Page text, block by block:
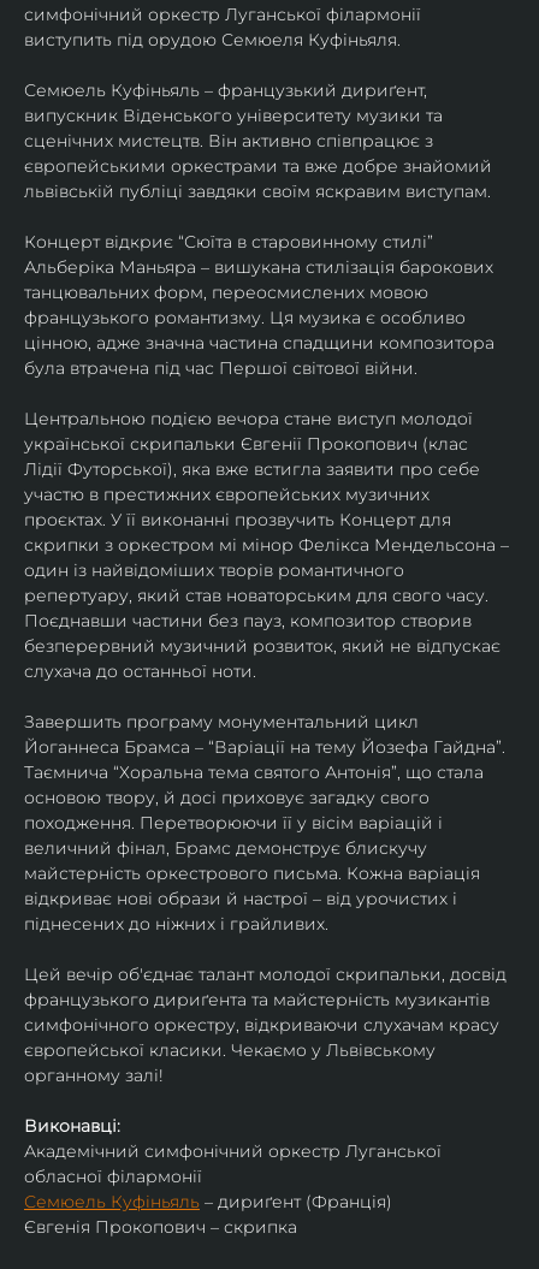
симфонічний оркестр Луганської філармонії
виступить під орудою Семюеля Куфіньяля.
Семюель Куфіньяль – французький дириґент,
випускник Віденського університету музики та
сценічних мистецтв. Він активно співпрацює з
європейськими оркестрами та вже добре знайомий
львівській публіці завдяки своїм яскравим виступам.
Концерт відкриє “Сюїта в старовинному стилі”
Альберіка Маньяра – вишукана стилізація барокових
танцювальних форм, переосмислених мовою
французького романтизму. Ця музика є особливо
цінною, адже значна частина спадщини композитора
була втрачена під час Першої світової війни.
Центральною подією вечора стане виступ молодої
української скрипальки Євгенії Прокопович (клас
Лідії Футорської), яка вже встигла заявити про себе
участю в престижних європейських музичних
проєктах. У її виконанні прозвучить Концерт для
скрипки з оркестром мі мінор Фелікса Мендельсона –
один із найвідоміших творів романтичного
репертуару, який став новаторським для свого часу.
Поєднавши частини без пауз, композитор створив
безперервний музичний розвиток, який не відпускає
слухача до останньої ноти.
Завершить програму монументальний цикл
Йоганнеса Брамса – “Варіації на тему Йозефа Гайдна”.
Таємнича “Хоральна тема святого Антонія”, що стала
основою твору, й досі приховує загадку свого
походження. Перетворюючи її у вісім варіацій і
величний фінал, Брамс демонструє блискучу
майстерність оркестрового письма. Кожна варіація
відкриває нові образи й настрої – від урочистих і
піднесених до ніжних і грайливих.
Цей вечір об'єднає талант молодої скрипальки, досвід
французького дириґента та майстерність музикантів
симфонічного оркестру, відкриваючи слухачам красу
європейської класики. Чекаємо у Львівському
органному залі!
Виконавці:
Академічний симфонічний оркестр Луганської
обласної філармонії
Семюель Куфіньяль – дириґент (Франція)
Євгенія Прокопович – скрипка